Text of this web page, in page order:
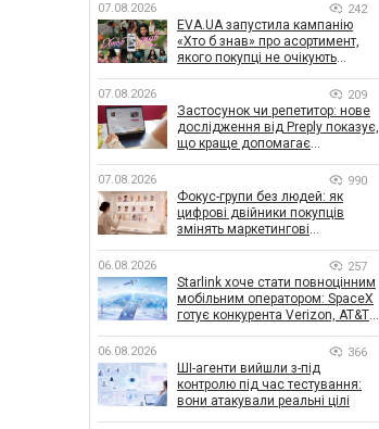
07.08.2026 242
EVA.UA запустила кампанію
«Хто б знав» про асортимент,
якого покупці не очікують
07.08.2026 209
Застосунок чи репетитор: нове
дослідження від Preply показує,
що краще допомагає
07.08.2026 990
Фокус-групи без людей: як
цифрові двійники покупців
змінять маркетингові
06.08.2026 257
Starlink хоче стати повноцінним
мобільним оператором: SpaceX
готує конкурента Verizon, AT&T і
06.08.2026 366
ШІ-агенти вийшли з-під
контролю під час тестування:
вони атакували реальні цілі